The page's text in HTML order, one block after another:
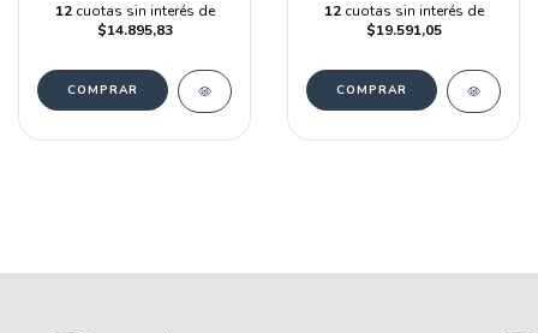
12 cuotas sin interés de
$14.895,83
COMPRAR
12 cuotas sin interés de
$19.591,05
COMPRAR